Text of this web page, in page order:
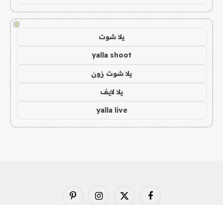
!
يلا شوت
yalla shoot
يلا شوت زون
يلا لايف
yalla live
فيسبوك X الانستغرامبينتيريست